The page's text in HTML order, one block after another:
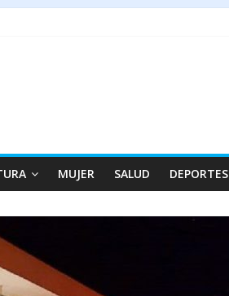
MUJER SALUD DEPORTES